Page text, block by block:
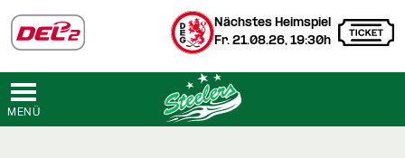
Nächstes Heimspiel
Fr. 21.08.26, 19:30h
MENÜ